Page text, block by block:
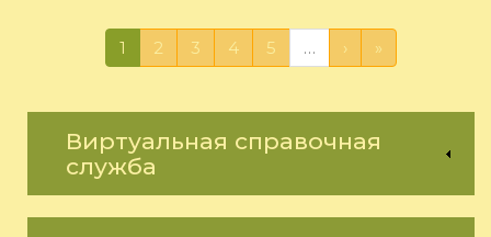
1 2 3 4 5 … › »
Виртуальная справочная
служба